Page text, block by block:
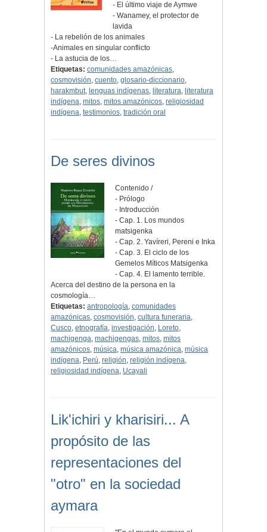
- El último viaje de Aymwe
- Wanamey, el protector de
lavida
- La rebelión de los animales
-Animales en singular conflicto
- La astucia de los…
Etiquetas: comunidades amazónicas,
cosmovisión, cuento, glosario-diccionario,
harakmbut, lenguas indígenas, literatura, literatura
indígena, mitos, mitos amazónicos, religiosidad
indígena, testimonios, tradición oral
De seres divinos
Contenido /
- Prólogo
- Introducción
- Cap. 1. Los mundos
matsigenka
- Cap. 2. Yavíreri, Pereni e Inka
- Cap. 3. El ciclo de los
Gemelos Míticos Matsigenka
- Cap. 4. El lamento terrible.
Acerca del destino de la persona en la
cosmología…
Etiquetas: antropología, comunidades
amazónicas, cosmovisión, cultura funeraria,
Cusco, etnografía, investigación, Loreto,
machigenga, machigengas, mitos, mitos
amazónicos, música, música amazónica, música
indígena, Perú, religión, religión indígena,
religiosidad indígena, Ucayali
Lik'ichiri y kharisiri... A
propósito de las
representaciones del
"otro" en la sociedad
aymara